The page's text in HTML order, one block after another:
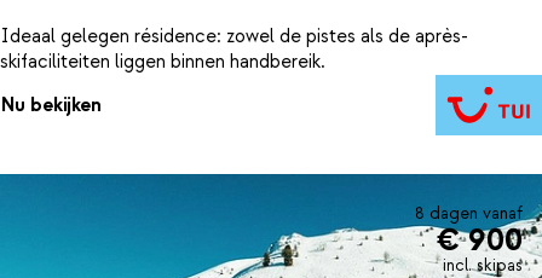
Ideaal gelegen résidence: zowel de pistes als de après-
skifaciliteiten liggen binnen handbereik.
Nu bekijken
8 dagen vanaf
€ 900
incl. skipas